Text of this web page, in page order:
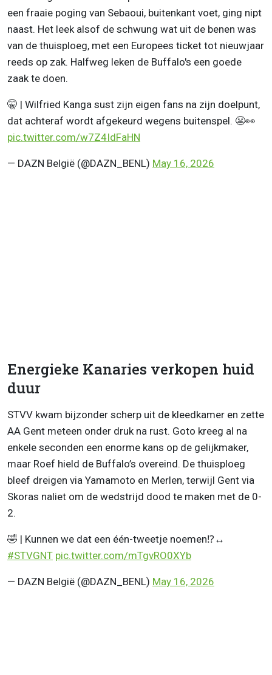
een fraaie poging van Sebaoui, buitenkant voet, ging nipt
naast. Het leek alsof de schwung wat uit de benen was
van de thuisploeg, met een Europees ticket tot nieuwjaar
reeds op zak. Halfweg leken de Buffalo's een goede
zaak te doen.
🤫 | Wilfried Kanga sust zijn eigen fans na zijn doelpunt,
dat achteraf wordt afgekeurd wegens buitenspel. 😬👀
pic.twitter.com/w7Z4IdFaHN
— DAZN België (@DAZN_BENL) May 16, 2026
Energieke Kanaries verkopen huid
duur
STVV kwam bijzonder scherp uit de kleedkamer en zette
AA Gent meteen onder druk na rust. Goto kreeg al na
enkele seconden een enorme kans op de gelijkmaker,
maar Roef hield de Buffalo’s overeind. De thuisploeg
bleef dreigen via Yamamoto en Merlen, terwijl Gent via
Skoras naliet om de wedstrijd dood te maken met de 0-
2.
🤣 | Kunnen we dat een één-tweetje noemen⁉️↔️
#STVGNT pic.twitter.com/mTgvRO0XYb
— DAZN België (@DAZN_BENL) May 16, 2026